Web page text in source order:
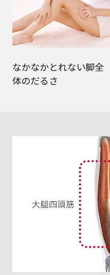
なかなかとれない脚全
体のだるさ